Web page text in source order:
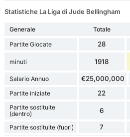
Statistiche La Liga di Jude Bellingham
Generale Totale
Partite Giocate
28
minuti 1918
Salario Annuo €25,000,000
Partite iniziate 22
Partite sostituite
(dentro)
6
Partite sostituite (fuori) 7